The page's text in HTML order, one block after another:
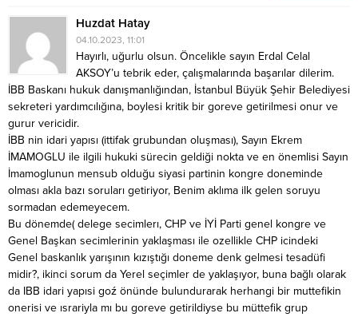
Huzdat Hatay
04.10.2023, 11:01
Hayırlı, uğurlu olsun. Öncelikle sayın Erdal Celal
AKSOY’u tebrik eder, çalışmalarında başarılar dilerim.
İBB Baskanı hukuk danışmanlığından, İstanbul Büyük Şehir Belediyesi
sekreteri yardımcılığına, boylesi kritik bir goreve getirilmesi onur ve
gurur vericidir.
İBB nin idari yapısı (ittifak grubundan oluşması), Sayın Ekrem
İMAMOGLU ile ilgili hukuki sürecin geldiği nokta ve en önemlisi Sayın
İmamoglunun mensub olduğu siyasi partinin kongre doneminde
olması akla bazı soruları getiriyor, Benim aklıma ilk gelen soruyu
sormadan edemeyecem.
Bu dönemde( delege secimlerı, CHP ve İYİ Parti genel kongre ve
Genel Başkan secimlerinin yaklaşması ile ozellikle CHP icindeki
Genel baskanlık yarışının kızıştığı doneme denk gelmesi tesadüfi
midir?, ikinci sorum da Yerel seçimler de yaklaşıyor, buna bağlı olarak
da IBB idari yapısi goź önünde bulundurarak herhangi bir muttefikin
onerisi ve ısrariyla mı bu goreve getirildiyse bu müttefik grup